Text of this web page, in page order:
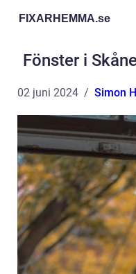
FIXARHEMMA.se
Fönster i
02 juni 2024 Simon